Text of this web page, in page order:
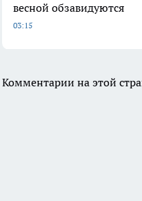
весной обзавидуются
03:15
Комментарии на этой